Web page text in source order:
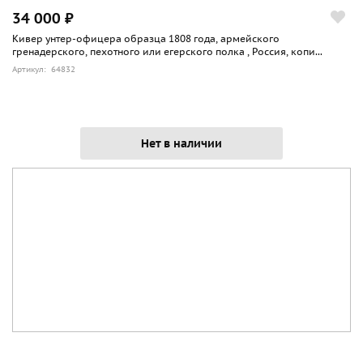
34 000 ₽
Кивер унтер-офицера образца 1808 года, армейского
гренадерского, пехотного или егерского полка , Россия, копи...
Артикул: 64832
Нет в наличии